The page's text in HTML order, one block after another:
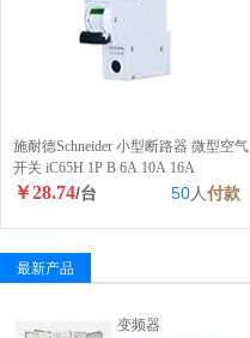
施耐德Schneider 小型断路器 微型空气
开关 iC65H 1P B 6A 10A 16A
￥28.74/台 50人付款
最新产品
变频器